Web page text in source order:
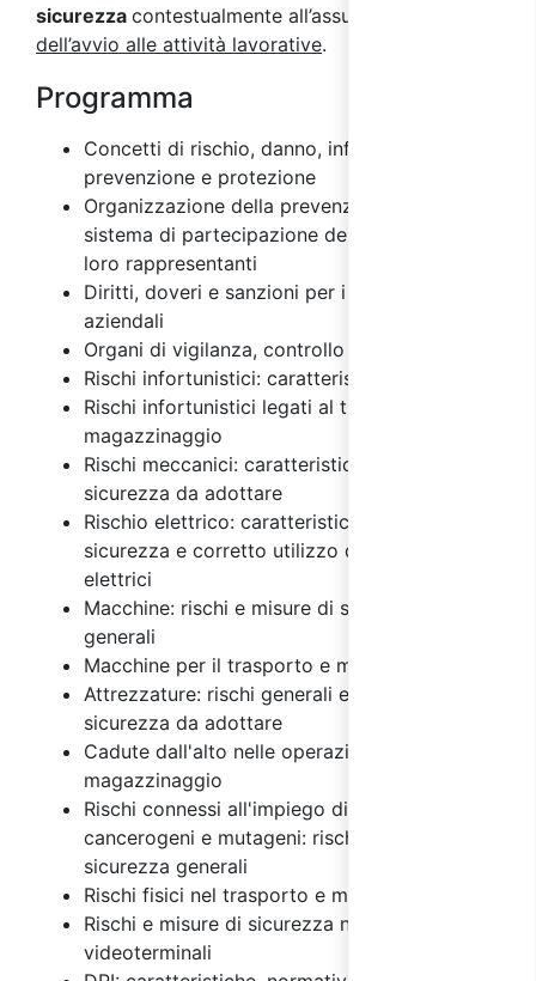
sicurezza contestualmente all’assunzione e
dell’avvio alle attività lavorative.
Programma
Concetti di rischio, danno, infortunio,
prevenzione e protezione
Organizzazione della prevenzione aziendale e
sistema di partecipazione dei lavoratori e dei
loro rappresentanti
Diritti, doveri e sanzioni per i vari soggetti
aziendali
Organi di vigilanza, controllo e assistenza
Rischi infortunistici: caratteristiche
Rischi infortunistici legati al trasporto e
magazzinaggio
Rischi meccanici: caratteristiche e misure di
sicurezza da adottare
Rischio elettrico: caratteristiche, misure di
sicurezza e corretto utilizzo degli impianti
elettrici
Macchine: rischi e misure di sicurezza
generali
Macchine per il trasporto e magazzinaggio
Attrezzature: rischi generali e misure di
sicurezza da adottare
Cadute dall'alto nelle operazioni di
magazzinaggio
Rischi connessi all'impiego di agenti chimici,
cancerogeni e mutageni: rischi e misure di
sicurezza generali
Rischi fisici nel trasporto e magazzinaggio
Rischi e misure di sicurezza nell'uso dei
videoterminali